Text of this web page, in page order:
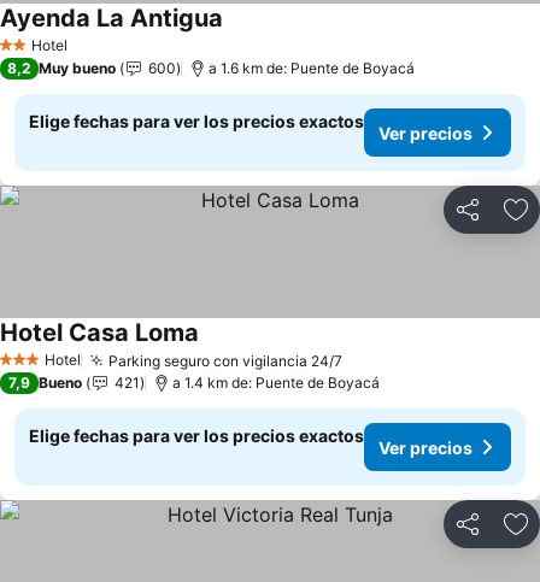
2 Estrellas
Hotel
Ayenda La Antigua
8,2 Muy bueno 600 a 1.6 km de: Puente de Boyacá
Elige fechas para ver los precios exactos
Ver precios
Compartir
3 Estrellas
Hotel Parking seguro con vigilancia 24/7
Hotel Casa Loma
7,9 Bueno 421 a 1.4 km de: Puente de Boyacá
Elige fechas para ver los precios exactos
Ver precios
Compartir